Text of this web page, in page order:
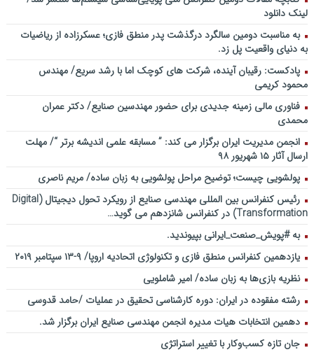
لینک دانلود
به مناسبت دومین سالگرد درگذشت پدر منطق فازی؛ عسکرزاده از ریاضیات
به دنیای واقعیت پل زد.
پادکست: رقیبان آینده، شرکت های کوچک اما با رشد سریع/ مهندس
محمود کریمی
فناوری مالی زمینه جدیدی برای حضور مهندسین صنایع/ دکتر عمران
محمدی
انجمن مدیریت ایران برگزار می کند: ” مسابقه علمی اندیشه برتر “/ مهلت
ارسال آثار ۱۵ شهریور ۹۸
پولشویی چیست؛ توضیح مراحل پولشویی به زبان ساده/ مریم ناصری
رئیس کنفرانس بین المللی مهندسی صنایع از رویکرد تحول دیجیتال (Digital
Transformation) در کنفرانس شانزدهم می گوید…
به #پویش_صنعت_ایرانی بپیوندید.
یازدهمین کنفرانس منطق فازی و تکنولوژی اتحادیه اروپا/ ۹-۱۳ سپتامبر ۲۰۱۹
نظریه بازی‌ها به زبان ساده/ امیر شاملویی
رشته مفقوده در ایران: دوره کارشناسی تحقیق در عملیات /حامد قدوسی
دهمین انتخابات هیات مدیره انجمن مهندسی صنایع ایران برگزار شد.
جان تازه کسب‌وکار با تغییر استراتژی